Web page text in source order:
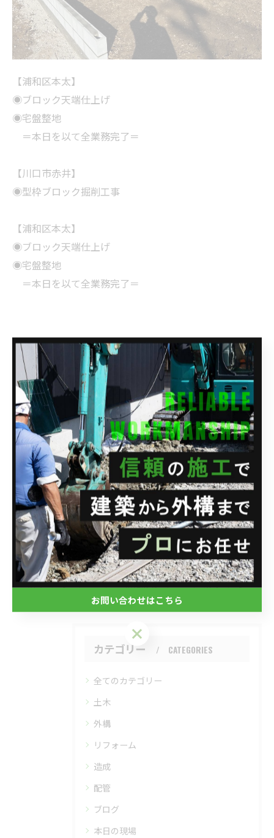
【浦和区本太】
◉ブロック天端仕上げ
◉宅盤整地
＝本日を以て全業務完了＝
【川口市赤井】
◉型枠ブロック掘削工事
【浦和区本太】
◉ブロック天端仕上げ
◉宅盤整地
＝本日を以て全業務完了＝
--------------------------------------------------------------------
株式会社関興業
住所 : 埼玉県さいたま市西区水判土41-1
電話番号 : 048-788-1956
FAX番号 : 048-788-1957
--------------------------------------------------------------------
--
ブログ
< 前のページ 一覧に戻る 次のページ >
カテゴリー CATEGORIES
全てのカテゴリー
土木
外構
リフォーム
造成
配管
ブログ
本日の現場
お問い合わせはこちら
お問い合わせはこちら